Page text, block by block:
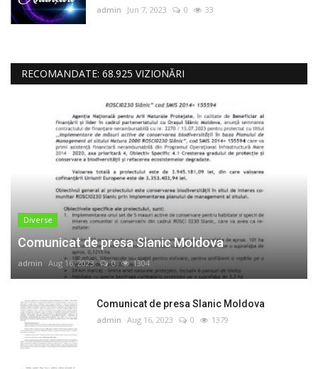
admin Jun 7, 2023 0 33
RECOMANDATE: 68.925 VIZIONĂRI
Diverse
Comunicat de presa Slanic Moldova
admin Aug 16, 2023 0 1304
Comunicat de presa Slanic Moldova
admin Aug 16, 2023 0 1379